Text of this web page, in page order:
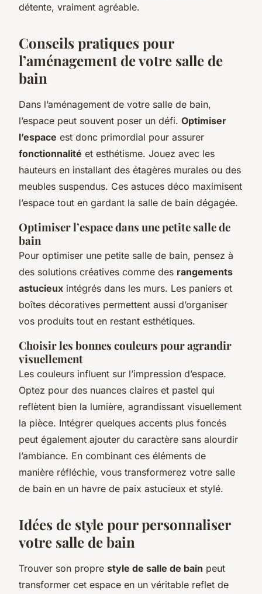
détente, vraiment agréable.
Conseils pratiques pour
l’aménagement de votre salle de
bain
Dans l’aménagement de votre salle de bain,
l’espace peut souvent poser un défi. Optimiser
l’espace est donc primordial pour assurer
fonctionnalité et esthétisme. Jouez avec les
hauteurs en installant des étagères murales ou des
meubles suspendus. Ces astuces déco maximisent
l’espace tout en gardant la salle de bain dégagée.
Optimiser l’espace dans une petite salle de
bain
Pour optimiser une petite salle de bain, pensez à
des solutions créatives comme des rangements
astucieux intégrés dans les murs. Les paniers et
boîtes décoratives permettent aussi d’organiser
vos produits tout en restant esthétiques.
Choisir les bonnes couleurs pour agrandir
visuellement
Les couleurs influent sur l’impression d’espace.
Optez pour des nuances claires et pastel qui
reflètent bien la lumière, agrandissant visuellement
la pièce. Intégrer quelques accents plus foncés
peut également ajouter du caractère sans alourdir
l’ambiance. En combinant ces éléments de
manière réfléchie, vous transformerez votre salle
de bain en un havre de paix astucieux et stylé.
Idées de style pour personnaliser
votre salle de bain
Trouver son propre style de salle de bain peut
transformer cet espace en un véritable reflet de